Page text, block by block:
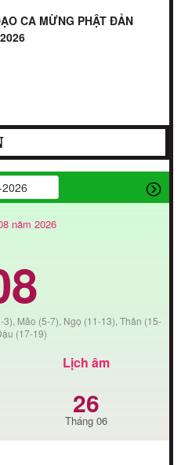
CA MỪNG PHẬT ĐẢN
năm 2026
Mão (5-7), Ngọ (11-13), Thân (15-
(17-19)
Lịch âm
26
Tháng 06